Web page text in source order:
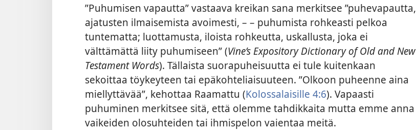
”Puhumisen vapautta” vastaava kreikan sana merkitsee ”puhevapautta,
ajatusten ilmaisemista avoimesti, – – puhumista rohkeasti pelkoa
tuntematta; luottamusta, iloista rohkeutta, uskallusta, joka ei
välttämättä liity puhumiseen” (Vine’s Expository Dictionary of Old and New
Testament Words). Tällaista suorapuheisuutta ei tule kuitenkaan
sekoittaa töykeyteen tai epäkohteliaisuuteen. ”Olkoon puheenne aina
miellyttävää”, kehottaa Raamattu (Kolossalaisille 4:6). Vapaasti
puhuminen merkitsee sitä, että olemme tahdikkaita mutta emme anna
vaikeiden olosuhteiden tai ihmispelon vaientaa meitä.